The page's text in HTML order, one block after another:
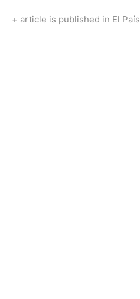
+ article is published in El País